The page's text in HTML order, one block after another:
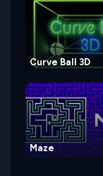
Curve Ball 3D
Maze